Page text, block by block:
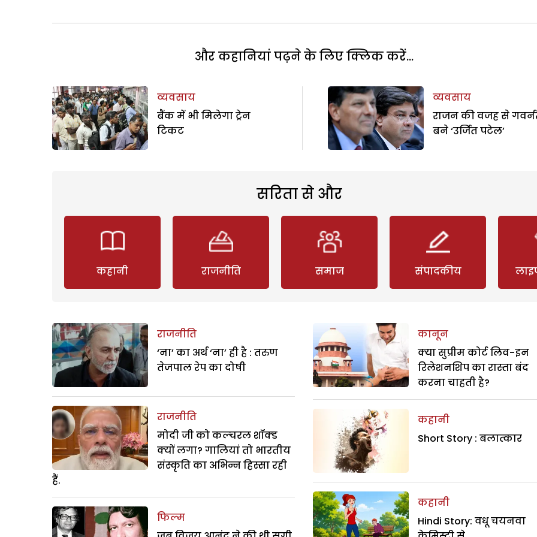
और कहानियां पढ़ने के लिए क्लिक करें...
व्यवसाय
बैंक में भी मिलेगा ट्रेन
टिकट
व्यवसाय
राजन की वजह से
बने ‘उर्जित पटेल’
सरिता से और
कहानी राजनीति समाज संपादकीय
राजनीति
‘ना’ का अर्थ ‘ना’ ही है : तरुण
तेजपाल रेप का दोषी
राजनीति
मोदी जी को कल्चरल शॉक्ड
क्यों लगा? गालियां तो भारतीय
संस्कृति का अभिन्न हिस्सा रही
हैं.
फिल्म
कानून
क्या सुप्रीम कोर्ट लिव-इन
रिलेशनशिप का रास्ता बंद
करना चाहती है?
कहानी
Short Story : बलात्कार
कहानी
Hindi Story: वधू चयनवा